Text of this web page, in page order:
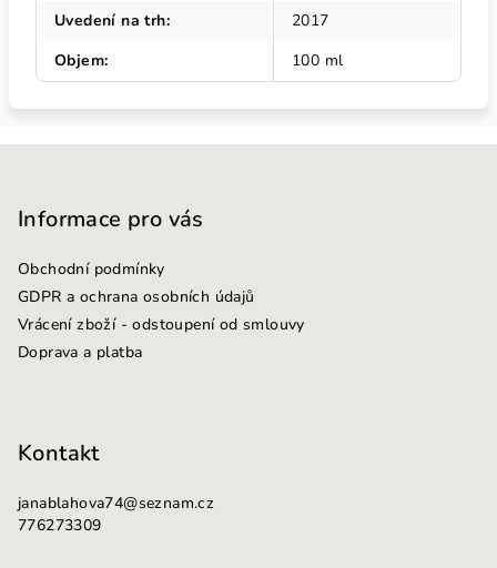
Uvedení na trh:
2017
Objem: 100 ml
Informace pro vás
Obchodní podmínky
GDPR a ochrana osobních údajů
Vrácení zboží - odstoupení od smlouvy
Doprava a platba
Kontakt
janablahova74@seznam.cz
776273309